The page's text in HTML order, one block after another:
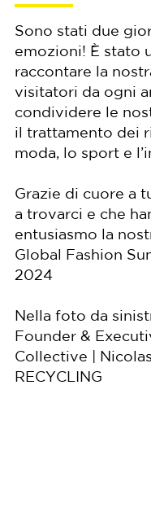
Sono stati due
emozioni! È stato
raccontare la
visitatori da ogni
condividere le
il trattamento dei
moda, lo sport e
Grazie di cuore a
a trovarci e che
entusiasmo la
Global Fashion
2024
Nella foto da
Founder &
Collective |
RECYCLING